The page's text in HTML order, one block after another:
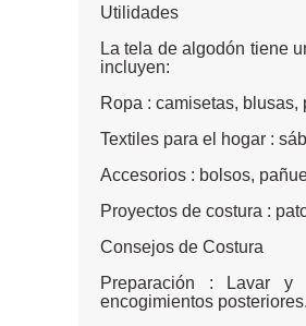
Utilidades
La tela de algodón tiene
incluyen:
Ropa : camisetas,
Textiles para el hogar :
Accesorios : bolsos,
Proyectos de costura :
Consejos de Costura
Preparación : Lavar
encogimientos